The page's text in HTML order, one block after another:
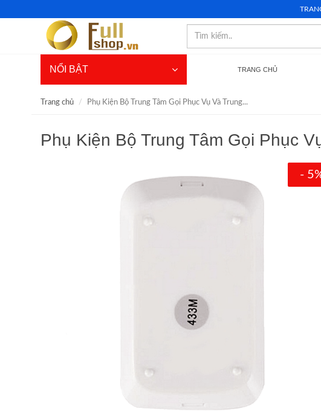
NỔI BẬT TRANG CHỦ
Trang chủ Phụ Kiện Bộ Trung Tâm Gọi Phục Vụ Và Trung...
Phụ Kiện Bộ Trung Tâm Gọi Phục
-